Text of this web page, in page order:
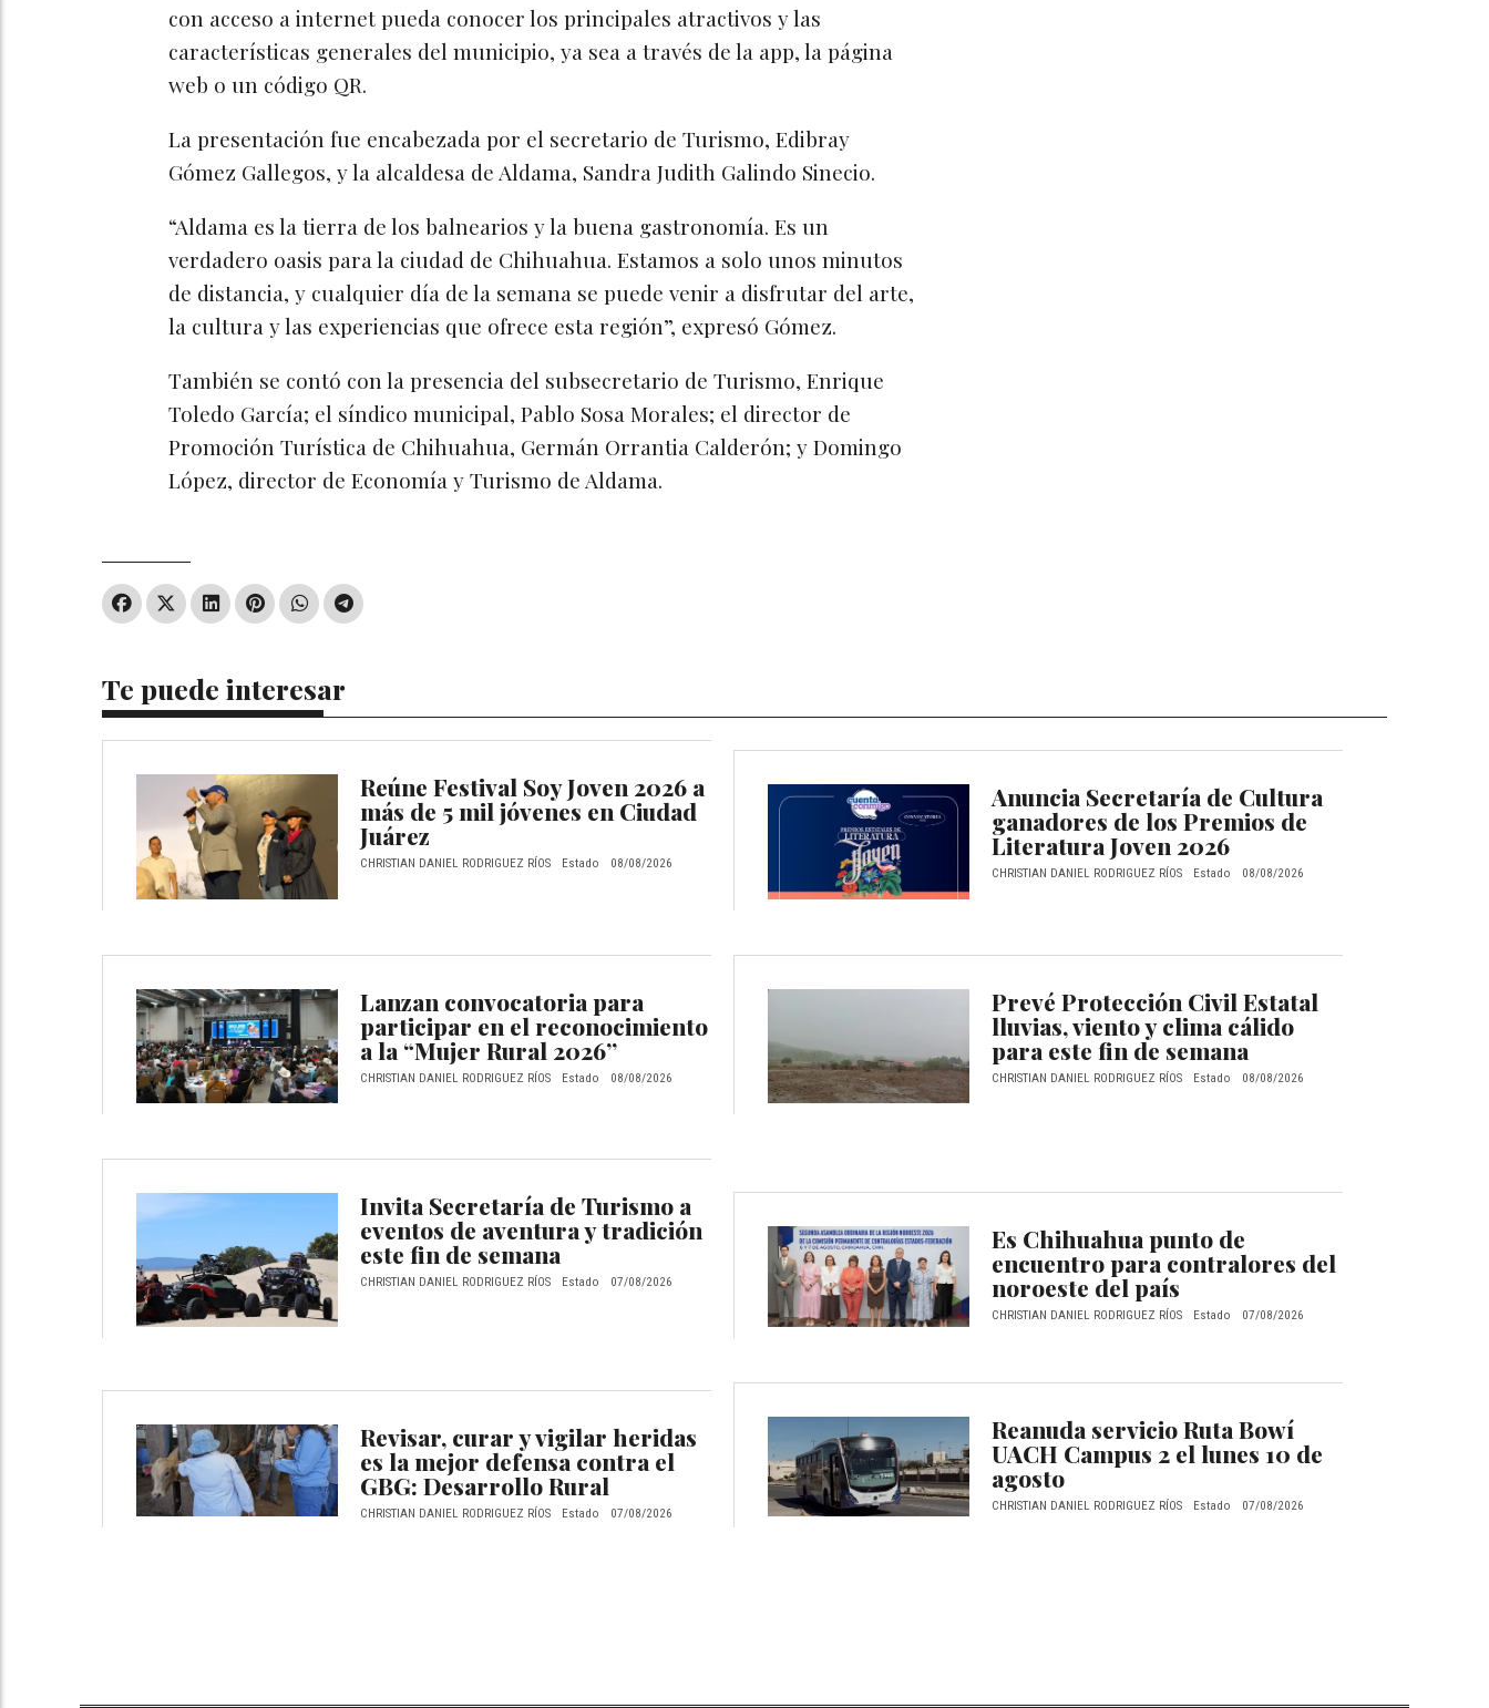
con acceso a internet pueda conocer los principales atractivos y las
características generales del municipio, ya sea a través de la app, la página
web o un código QR.
La presentación fue encabezada por el secretario de Turismo, Edibray
Gómez Gallegos, y la alcaldesa de Aldama, Sandra Judith Galindo Sinecio.
“Aldama es la tierra de los balnearios y la buena gastronomía. Es un
verdadero oasis para la ciudad de Chihuahua. Estamos a solo unos minutos
de distancia, y cualquier día de la semana se puede venir a disfrutar del arte,
la cultura y las experiencias que ofrece esta región”, expresó Gómez.
También se contó con la presencia del subsecretario de Turismo, Enrique
Toledo García; el síndico municipal, Pablo Sosa Morales; el director de
Promoción Turística de Chihuahua, Germán Orrantia Calderón; y Domingo
López, director de Economía y Turismo de Aldama.
Te puede interesar
Reúne Festival Soy Joven 2026 a
más de 5 mil jóvenes en Ciudad
Juárez
CHRISTIAN DANIEL RODRIGUEZ RÍOS Estado 08/08/2026
Anuncia Secretaría de Cultura
ganadores de los Premios de
Literatura Joven 2026
CHRISTIAN DANIEL RODRIGUEZ RÍOS Estado 08/08/2026
Lanzan convocatoria para
participar en el reconocimiento
a la “Mujer Rural 2026”
CHRISTIAN DANIEL RODRIGUEZ RÍOS Estado 08/08/2026
Prevé Protección Civil Estatal
lluvias, viento y clima cálido
para este fin de semana
CHRISTIAN DANIEL RODRIGUEZ RÍOS Estado 08/08/2026
Invita Secretaría de Turismo a
eventos de aventura y tradición
este fin de semana
CHRISTIAN DANIEL RODRIGUEZ RÍOS Estado 07/08/2026
Es Chihuahua punto de
encuentro para contralores del
noroeste del país
CHRISTIAN DANIEL RODRIGUEZ RÍOS Estado 07/08/2026
Revisar, curar y vigilar heridas
es la mejor defensa contra el
GBG: Desarrollo Rural
CHRISTIAN DANIEL RODRIGUEZ RÍOS Estado 07/08/2026
Reanuda servicio Ruta Bowí
UACH Campus 2 el lunes 10 de
agosto
CHRISTIAN DANIEL RODRIGUEZ RÍOS Estado 07/08/2026